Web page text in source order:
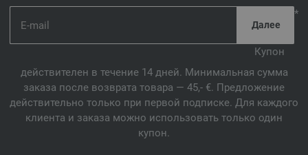
*
Купон
действителен в течение 14 дней. Минимальная сумма
заказа после возврата товара — 45,- €. Предложение
действительно только при первой подписке. Для каждого
клиента и заказа можно использовать только один
купон.